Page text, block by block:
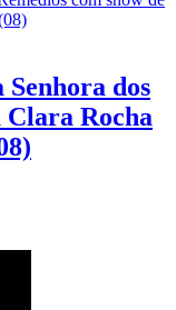
Senhora dos
Clara Rocha